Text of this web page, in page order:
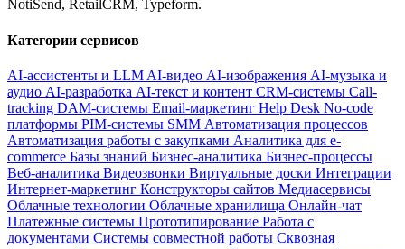
NotiSend, RetailCRM, Typeform.
Категории сервисов
AI-ассистенты и LLM AI-видео AI-изображения AI-музыка и
аудио AI-разработка AI-текст и контент CRM-системы Call-
tracking DAM-системы Email-маркетинг Help Desk No-code
платформы PIM-системы SMM Автоматизация процессов
Автоматизация работы с закупками Аналитика для e-
commerce Базы знаний Бизнес-аналитика Бизнес-процессы
Веб-аналитика Видеозвонки Виртуальные доски Интеграции
Интернет-маркетинг Конструкторы сайтов Медиасервисы
Облачные технологии Облачные хранилища Онлайн-чат
Платежные системы Прототипирование Работа с
документами Системы совместной работы Сквозная